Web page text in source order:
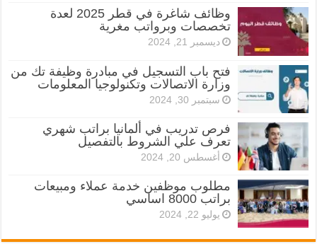
وظائف شاغرة في قطر 2025 لعدة
تخصصات وبرواتب مغرية
ديسمبر 21, 2024
فتح باب التسجيل في مبادرة وظيفة تك من
وزارة الاتصالات وتكنولوجيا المعلومات
سبتمبر 30, 2024
فرص تدريب في ألمانيا براتب شهري
تعرف علي الشروط بالتفصيل
أغسطس 20, 2024
مطلوب موظفين خدمة عملاء ومبيعات
براتب 8000 اساسي
يوليو 22, 2024